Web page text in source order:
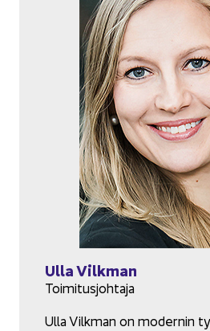
Ulla Vilk­man
Toi­mi­tus­joh­ta­ja
Ulla Vilk­man on mo­der­nin